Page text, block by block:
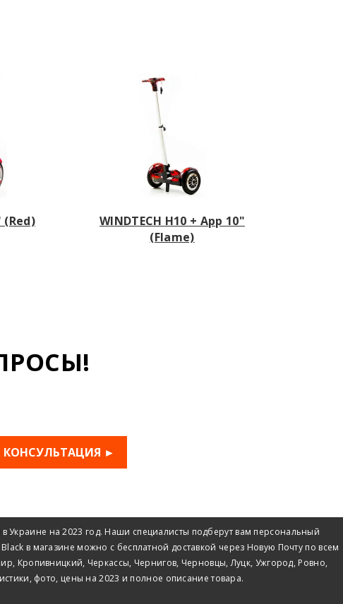
(Red)
WINDTECH H10 + App 10"
(Flame)
КОНСУЛЬТАЦИЯ ►
Украине на 2023 год. Наши специалисты подберут вам персональный
в магазине можно с бесплатной доставкой через Новую Почту по всем
Кропивницкий, Черкассы, Чернигов, Черновцы, Луцк, Ужгород, Ровно,
фото, цены на 2023 и полное описание товара.